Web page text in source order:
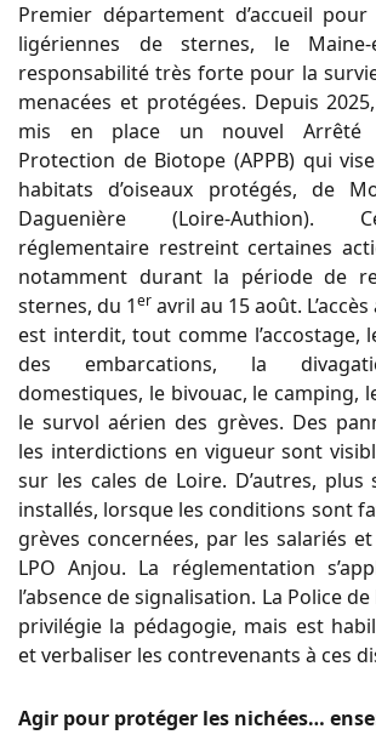
Premier département d’accueil
ligériennes de sternes, le
responsabilité très forte pour la
menacées et protégées. Depuis
mis en place un nouvel Arrêté
Protection de Biotope (APPB) qui
habitats d’oiseaux protégés, de
Daguenière (Loire-Authion).
réglementaire restreint certaines
notamment durant la période de
sternes, du 1er avril au 15 août.
est interdit, tout comme l’accostage,
des embarcations, la
domestiques, le bivouac, le camping,
le survol aérien des grèves. Des
les interdictions en vigueur sont
sur les cales de Loire. D’autres, plus
installés, lorsque les conditions sont
grèves concernées, par les salariés
LPO Anjou. La réglementation
l’absence de signalisation. La Police
privilégie la pédagogie, mais est
et verbaliser les contrevenants à ces
Agir pour protéger les nichées…